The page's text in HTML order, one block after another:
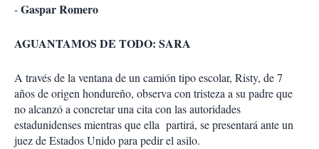
-Gaspar Romero
AGUANTAMOS DE TODO: SARA
A través de la ventana de un camión tipo escolar, Risty, de 7
años de origen hondureño, observa con tristeza a su padre que
no alcanzó a concretar una cita con las autoridades
estadunidenses mientras que ella partirá, se presentará ante un
juez de Estados Unido para pedir el asilo.